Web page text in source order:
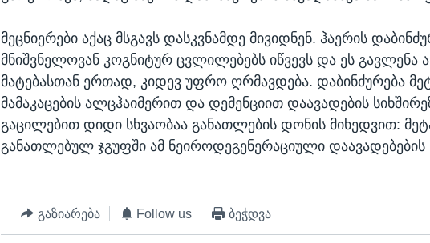
მეცნიერები აქაც მსგავს დასკვნამდე მივიდნენ. ჰაერის
მნიშვნელოვან კოგნიტურ ცვლილებებს იწვევს და ეს გავლენა
მატებასთან ერთად, კიდევ უფრო ღრმავდება. დაბინძურება
მამაკაცების ალცჰაიმერით და დემენციით დაავადების
გაცილებით დიდი სხვაობაა განათლების დონის მიხედვით:
განათლებულ ჯგუფში ამ ნეიროდეგენერაციული დაავადებების
გაზიარება Follow us ბეჭდვა